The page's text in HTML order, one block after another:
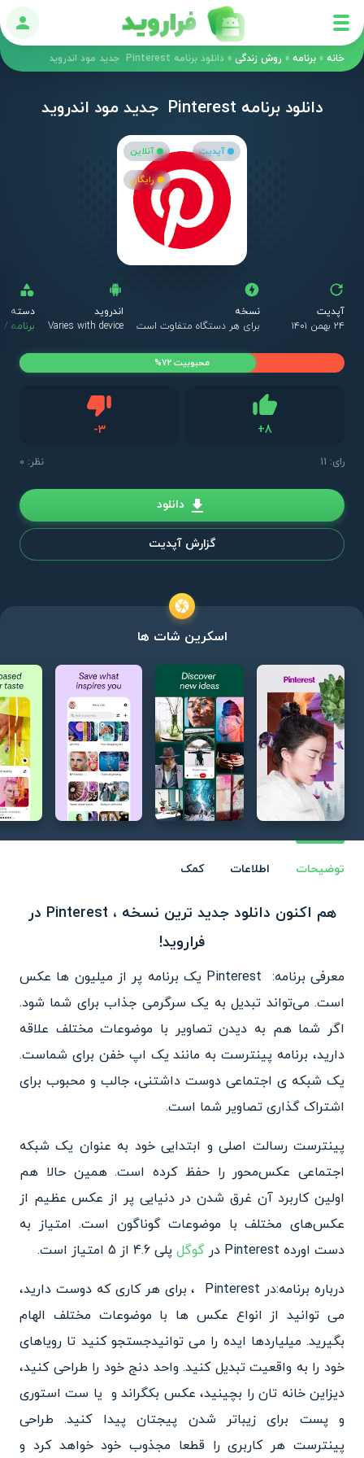
ورود
خانه » برنامه » روش زندگی » دانلود برنامه Pinterest ‏ جدید مود اندروید
دانلود برنامه Pinterest ‏ جدید مود اندروید
آپدیت آنلاین
رایگان
آپدیت
۲۴ بهمن ۱۴۰۱
نسخه
برای هر دستگاه متفاوت است
اندروید
Varies with device
دسته
برنامه /
+8
-3دیس لایک
رای: 11 نظر: 0
محبوبیت 72%
دانلود
گزارش آپدیت
اسکرین شات ها
توضیحات اطلاعات کمک
هم اکنون دانلود جدید ترین نسخه ، Pinterest در
فراروید!
معرفی برنامه: Pinterest یک برنامه پر از میلیون ها عکس
است. می‌تواند تبدیل به یک سرگرمی جذاب برای شما شود.
اگر شما هم به دیدن تصاویر با موضوعات مختلف علاقه
دارید، برنامه پینترست به مانند یک اپ خفن برای شماست.
یک شبکه ی اجتماعی دوست داشتنی، جالب و محبوب برای
اشتراک گذاری تصاویر شما است.
پینترست رسالت اصلی و ابتدایی خود به عنوان یک شبکه
اجتماعی عکس‌محور را حفظ کرده است. همین حالا هم
اولین کاربرد آن غرق شدن در دنیایی پر از عکس عظیم از
عکس‌های مختلف با موضوعات گوناگون است. امتیاز به
دست اورده Pinterest در
گوگل پلی 4.6 از 5 امتیاز است.
درباره برنامه:در Pinterest ‏ ، برای هر کاری که دوست دارید،
می توانید از انواع عکس ها با موضوعات مختلف الهام
بگیرید. میلیاردها ایده را می توانیدجستجو کنید تا رویاهای
خود را به واقعیت تبدیل کنید. واحد دنج خود را طراحی کنید،
دیزاین خانه تان را بچینید، عکس بکگراند و یا ست استوری
و پست برای زیباتر شدن پیجتان پیدا کنید. طراحی
پینترست هر کاربری را قطعا مجذوب خود خواهد کرد و